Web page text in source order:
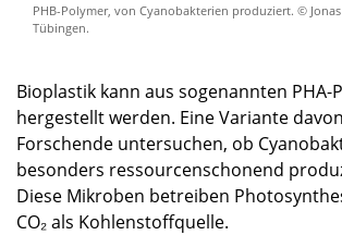
PHB-Polymer, von Cyanobakterien produziert. ©
Tübingen.
Bioplastik kann aus sogenannten PHA-
hergestellt werden. Eine Variante
Forschende untersuchen, ob
besonders ressourcenschonend
Diese Mikroben betreiben
CO₂ als Kohlenstoffquelle.